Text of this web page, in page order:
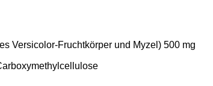
Versicolor-Fruchtkörper und Myzel) 500 mg